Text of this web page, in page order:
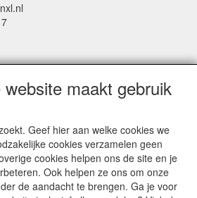
maakt gebruik
Geef hier aan welke cookies we
cookies verzamelen geen
cookies helpen ons de site en je
Ook helpen ze ons om onze
de aandacht te brengen. Ga je voor